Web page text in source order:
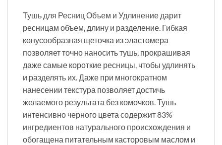
Тушь для Ресниц Объем и Удлинение дарит
ресницам объем, длину и разделение. Гибкая
конусообразная щеточка из эластомера
позволяет точно наносить тушь, прокрашивая
даже самые короткие ресницы, чтобы удлинять
и разделять их. Даже при многократном
нанесении текстура позволяет достичь
желаемого результата без комочков. Тушь
интенсивно черного цвета содержит 83%
ингредиентов натурального происхождения и
обогащена питательным касторовым маслом и